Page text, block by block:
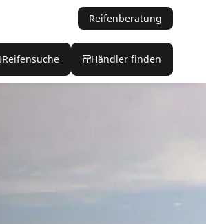
Reifenberatung
Reifensuche Händler finden